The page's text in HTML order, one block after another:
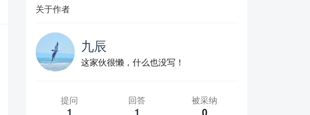
关于作者
九辰
这家伙很懒，什么也没写！
提问 回答 被采纳